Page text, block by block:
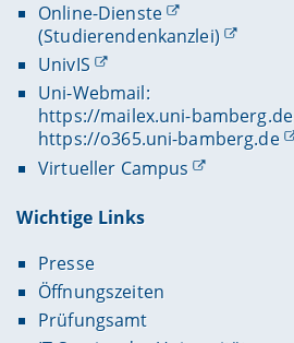
Online-Dienste
(Studierendenkanzlei)
UnivIS
Uni-Webmail:
https://mailex.uni-bamberg.de
https://o365.uni-bamberg.de
Virtueller Campus
Wichtige Links
Presse
Öffnungszeiten
Prüfungsamt